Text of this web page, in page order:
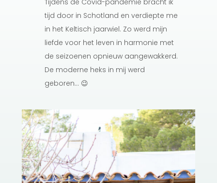
Tijdens de Covid-pandemie bracht ik
tijd door in Schotland en verdiepte me
in het Keltisch jaarwiel. Zo werd mijn
liefde voor het leven in harmonie met
de seizoenen opnieuw aangewakkerd.
De moderne heks in mij werd
geboren… 😉